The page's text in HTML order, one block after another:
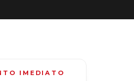
IMEDIATO